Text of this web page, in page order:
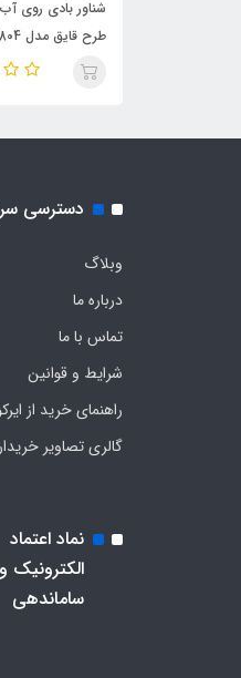
تشک بادی روی
اینتکس مدل
57584
دسترسی
وبلاگ
درباره ما
تماس با ما
شرایط و قوانین
راهنمای خرید از
گالری تصاویر
نماد اعتماد
الکترونیک
ساماندهی